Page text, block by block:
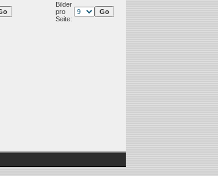
Bilder
pro
Seite: